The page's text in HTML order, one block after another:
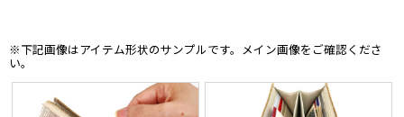
※下記画像はアイテム形状のサンプルです。メイン画像をご確認くださ
い。